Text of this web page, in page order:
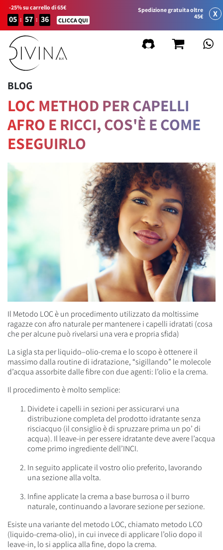
-25% su carrello di 65€
05 : 57 : 36 CLICCA QUI
Spedizione gratuita oltre
45€
X
BLOG
LOC METHOD PER CAPELLI
AFRO E RICCI, COS'È E COME
ESEGUIRLO
Il Metodo LOC è un procedimento utilizzato da moltissime
ragazze con afro naturale per mantenere i capelli idratati (cosa
che per alcune può rivelarsi una vera e propria sfida)
La sigla sta per liquido–olio-crema e lo scopo è ottenere il
massimo dalla routine di idratazione, “sigillando” le molecole
d’acqua assorbite dalle fibre con due agenti: l’olio e la crema.
Il procedimento è molto semplice:
Dividete i capelli in sezioni per assicurarvi una
distribuzione completa del prodotto idratante senza
risciacquo (il consiglio è di spruzzare prima un po’ di
acqua). Il leave-in per essere idratante deve avere l’acqua
come primo ingrediente dell’INCI.
In seguito applicate il vostro olio preferito, lavorando
una sezione alla volta.
Infine applicate la crema a base burrosa o il burro
naturale, continuando a lavorare sezione per sezione.
Esiste una variante del metodo LOC, chiamato metodo LCO
(liquido-crema-olio), in cui invece di applicare l’olio dopo il
leave-in, lo si applica alla fine, dopo la crema.